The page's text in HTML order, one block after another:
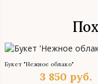
Букет "Нежное облако"
3 850 руб.